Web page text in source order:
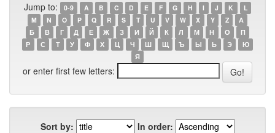
Jump to: 0-9 A B C D E F G H I J K
L
M
N O P Q R S T U V W X Y Z
А
Б
В Г Д Е Ж З И Й К Л М Н О
П
Р
С Т У Ф Х Ц Ч Ш Щ Ъ Ы Ь Э
Ю
Я
or enter first few letters:
Sort by:
In order: